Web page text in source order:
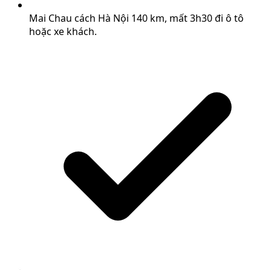
Mai Chau cách Hà Nội 140 km, mất 3h30 đi ô tô
hoặc xe khách.